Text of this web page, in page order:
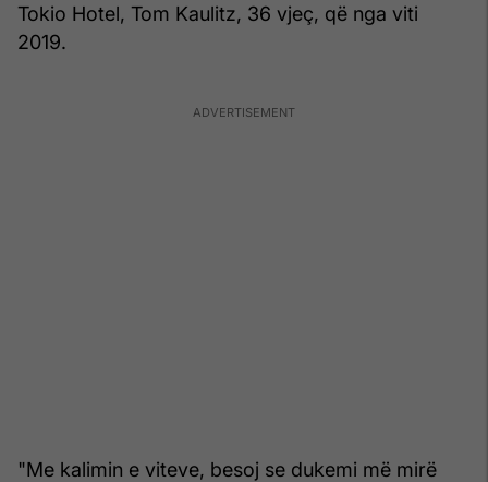
Tokio Hotel, Tom Kaulitz, 36 vjeç, që nga viti
2019.
"Me kalimin e viteve, besoj se dukemi më mirë